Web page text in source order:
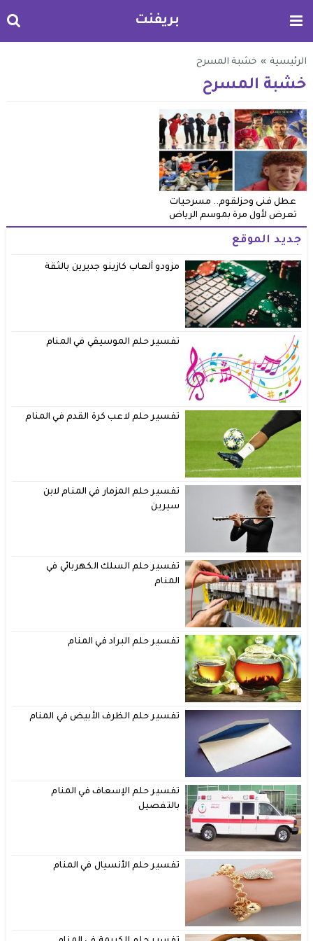
بريفنت
الرئيسية » خشبة المسرح
خشبة المسرح
عطل فنى وحزلقوم.. مسرحيات
تعرض لأول مرة بموسم الرياض
جديد الموقع
مزودو ألعاب كازينو جديرين بالثقة
تفسير حلم الموسيقي في المنام
تفسير حلم لاعب كرة القدم في المنام
تفسير حلم المزمار في المنام لابن
سيرين
تفسير حلم السلك الكهربائي في
المنام
تفسير حلم البراد في المنام
تفسير حلم الظرف الأبيض في المنام
تفسير حلم الإسعاف في المنام
بالتفصيل
تفسير حلم الأنسيال في المنام